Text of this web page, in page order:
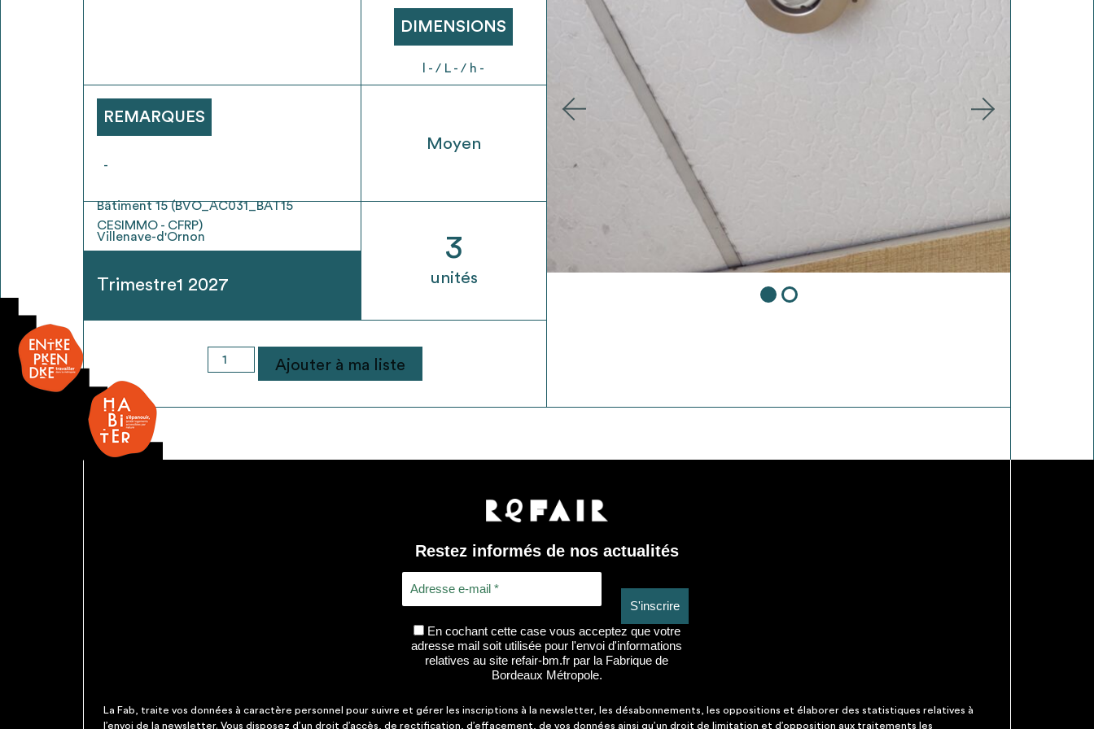
REMARQUES
-
Bâtiment 15 (BVO_AC031_BAT15
CESIMMO - CFRP)
Villenave-d'Ornon
Trimestre1 2027
DIMENSIONS
l - / L - / h -
Moyen
3
unités
quantité
de
Ajouter à ma liste
Restez informés de nos actualités
En cochant cette case vous acceptez que votre
adresse mail soit utilisée pour l'envoi d'informations
relatives au site refair-bm.fr par la Fabrique de
Bordeaux Métropole.
La Fab, traite vos données à caractère personnel pour suivre et gérer les inscriptions à la newsletter, les désabonnements, les oppositions et élaborer des statistiques relatives à
l’envoi de la newsletter. Vous disposez d’un droit d’accès, de rectification, d’effacement, de vos données ainsi qu’un droit de limitation et d’opposition aux traitements les